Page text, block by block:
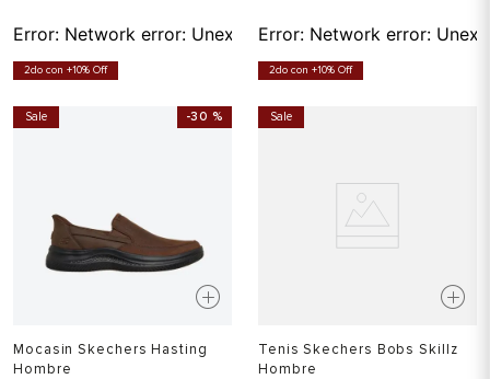
Error: Network error: Unexpected token T in JSON at
2do con +10% Off
Error: Network error:
2do con +10% Off
Sale -30 %
Mocasin Skechers Hasting
Hombre
Sale
Tenis Skechers Bobs Skillz
Hombre